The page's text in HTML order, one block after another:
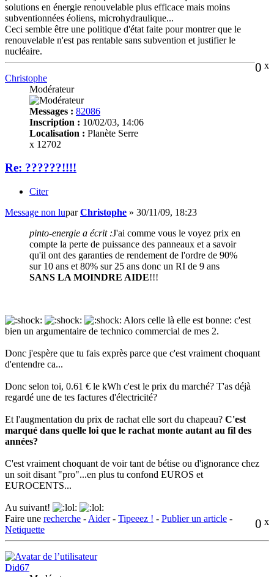
solutions en énergie renouvelable plus efficace mais moins
subventionnées éoliens, microhydraulique...
Ceci semble être une politique d'état faite pour montrer que le
renouvelable n'est pas rentable sans subvention et justifier le
nucléaire.
0 x
Christophe
Modérateur
Messages : 82086
Inscription : 10/02/03, 14:06
Localisation : Planète Serre
x 12702
Re: ??????!!!!
Citer
Message non luparChristophe » 30/11/09, 18:23
pinto-energie a écrit :J'ai comme vous le voyez prix en
compte la perte de puissance des panneaux et a savoir
qu'il ont des garanties de rendement de l'ordre de 90%
sur 10 ans et 80% sur 25 ans donc un RI de 9 ans
SANS LA MOINDRE AIDE!!!
Alors celle là elle est bonne: c'est
bien un argumentaire de technico commercial de mes 2.
Donc j'espère que tu fais exprès parce que c'est vraiment choquant
d'entendre ca...
Donc selon toi, 0.61 € le kWh c'est le prix du marché? T'as déjà
regardé une de tes factures d'électricité?
Et l'augmentation du prix de rachat elle sort du chapeau? C'est
marqué dans quelle loi que le rachat monte autant au fil des
années?
C'est vraiment choquant de voir tant de bétise ou d'ignorance chez
un soit disant "pro"...en plus tu confond EUROS et
EUROCENTS...
Au suivant!
0 x
Faire une recherche - Aider- Tipeeez ! - Publier un article -
Netiquette
Did67